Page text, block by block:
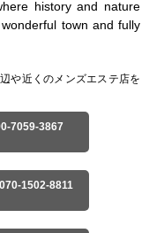
history and nature
town and fully
や近くのメンズエステ店を
7059-3867
1502-8811